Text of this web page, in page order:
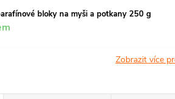
bloky na myši a potkany 250 g
Zobrazit více